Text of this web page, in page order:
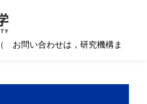
（ お問い合わせは，研究機構ま